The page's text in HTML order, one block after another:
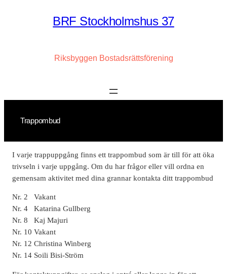
BRF Stockholmshus 37
Riksbyggen Bostadsrättsförening
Trappombud
I varje trappuppgång finns ett trappombud som är till för att öka
trivseln i varje uppgång. Om du har frågor eller vill ordna en
gemensam aktivitet med dina grannar kontakta ditt trappombud
Nr. 2 Vakant
Nr. 4 Katarina Gullberg
Nr. 8 Kaj Majuri
Nr. 10 Vakant
Nr. 12 Christina Winberg
Nr. 14 Soili Bisi-Ström